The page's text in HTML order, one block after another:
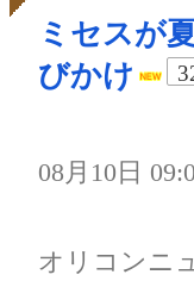
ミセスが
びかけ
08月10日
オリコンニ